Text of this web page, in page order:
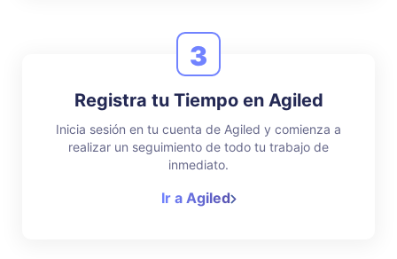
3
Registra tu Tiempo en Agiled
Inicia sesión en tu cuenta de Agiled y comienza a
realizar un seguimiento de todo tu trabajo de
inmediato.
Ir a Agiled